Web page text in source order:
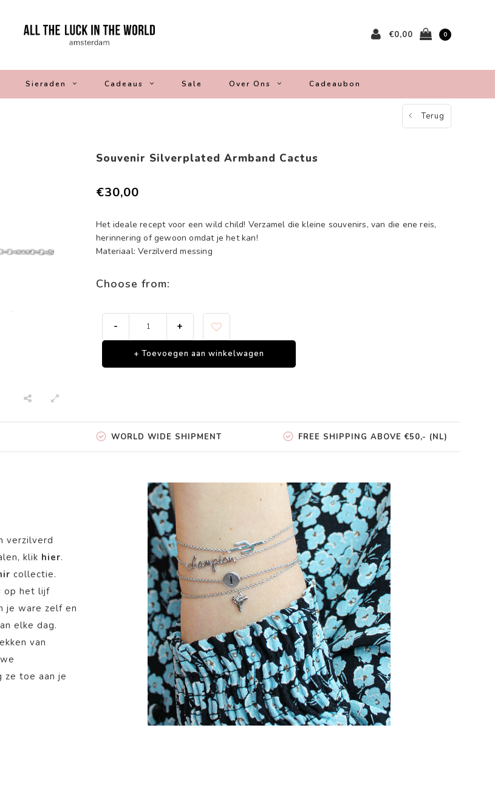
€0,00 0
Sieraden Cadeaus Sale Over Ons Cadeaubon
Terug
Souvenir Silverplated Armband Cactus
€30,00
Het ideale recept voor een wild child! Verzamel die kleine souvenirs, van die ene reis,
herinnering of gewoon omdat je het kan!
Materiaal: Verzilverd messing
Choose from:
- +
+ Toevoegen aan winkelwagen
WORLD WIDE SHIPMENT FREE SHIPPING ABOVE €50,- (NL)
verzilverd
klik hier.
collectie.
op het lijf
je ware zelf en
elke dag.
van
ze toe aan je